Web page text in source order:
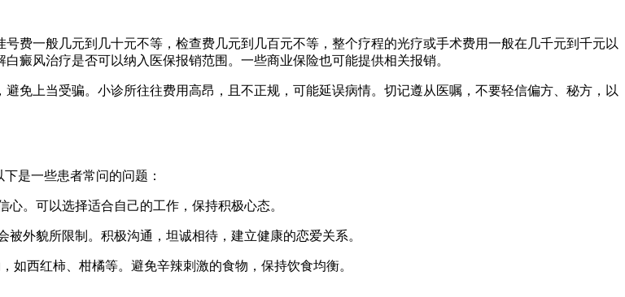
费一般几元到几十元不等，检查费几元到几百元不等，整个疗程的光疗或手术费用一般在几千元到千元以
癜风治疗是否可以纳入医保报销范围。一些商业保险也可能提供相关报销。
免上当受骗。小诊所往往费用高昂，且不正规，可能延误病情。切记遵从医嘱，不要轻信偏方、秘方，以
是一些患者常问的问题：
。可以选择适合自己的工作，保持积极心态。
外貌所限制。积极沟通，坦诚相待，建立健康的恋爱关系。
如西红柿、柑橘等。避免辛辣刺激的食物，保持饮食均衡。